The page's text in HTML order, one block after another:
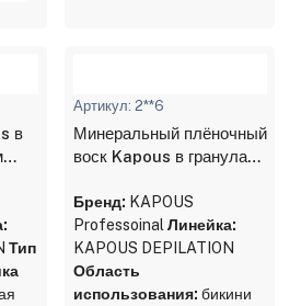
в
Тип
Артикул: 2**6
Минеральный плёночный
воск Kapous в гранулах
Бренд: KAPOUS
Professoinal Линейка:
KAPOUS DEPILATION
Область
использования: бикини